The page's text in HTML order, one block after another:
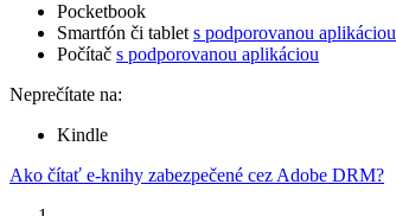
Pocketbook
Smartfón či tablet s podporovanou aplikáciou
Počítač s podporovanou aplikáciou
Neprečítate na:
Kindle
Ako čítať e-knihy zabezpečené cez Adobe DRM?